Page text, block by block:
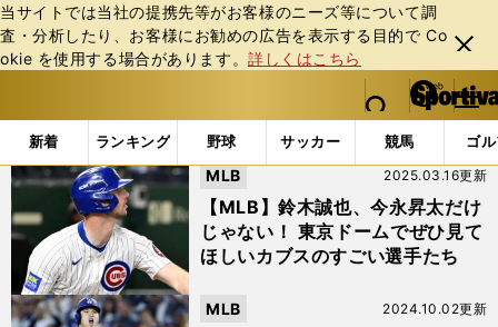
当サイトでは当社の提携先等がお客様のニーズ等について調
査・分析したり、お客様にお勧めの広告を表⽰する⽬的で Co
okie を使⽤する場合があります。詳しくはこちら
閉じ
る
web Sportiva (webスポルティーバ)
検索
マイペ
ー
ジ
メニュ
新着 ランキング 野球 サッカー 競馬 ゴ
b
ス
ポ
テ
ィ
ー
バ
「#オカモト"MOBY"タクヤ」の最新ニュース・ 情報
【MLB】鈴木誠也、今永昇太だけ
じゃない！ 東京ドームでぜひ見て
ほしいカブスのすごい選手たち
2025.03.16更新
MLB
2024.10.02更新
MLB